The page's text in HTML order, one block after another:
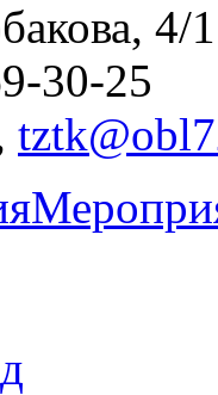
4/
30-25